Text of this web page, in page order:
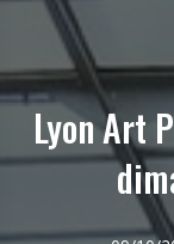
Lyon Art